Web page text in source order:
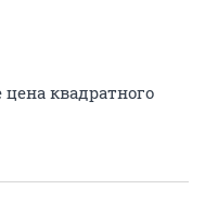
квадратного